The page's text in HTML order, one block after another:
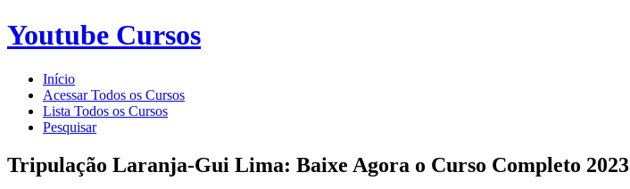
Youtube Cursos
Início
Acessar Todos os Cursos
Lista Todos os Cursos
Pesquisar
Tripulação Laranja-Gui Lima: Baixe Agora o Curso Completo 2023